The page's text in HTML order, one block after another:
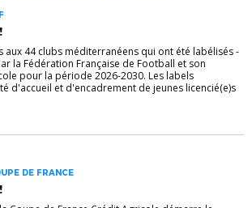
aux 44 clubs méditerranéens qui ont été labélisés -
la Fédération Française de Football et son
pour la période 2026-2030. Les labels
d'accueil et d'encadrement de jeunes licencié(e)s
DE FRANCE